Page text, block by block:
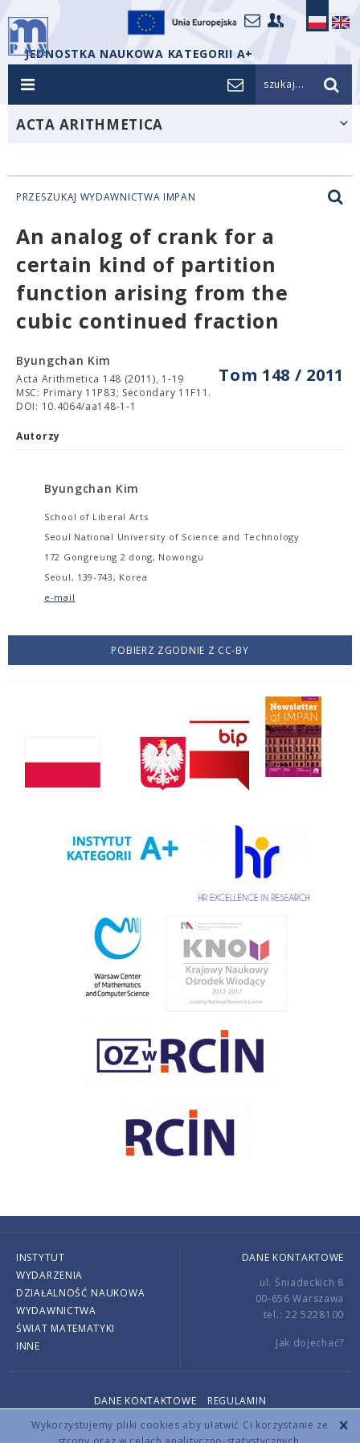
Wykorzystujemy pliki cookies aby ułatwić Ci korzystanie ze
JEDNOSTKA NAUKOWA KATEGORII A+
szukaj...
ACTA ARITHMETICA
PRZESZUKAJ WYDAWNICTWA IMPAN
An analog of crank for a
certain kind of partition
function arising from the
cubic continued fraction
Tom 148 / 2011
Byungchan Kim
Acta Arithmetica 148 (2011), 1-19
MSC: Primary 11P83; Secondary 11F11.
DOI: 10.4064/aa148-1-1
Autorzy
Byungchan Kim
School of Liberal Arts
Seoul National University of Science and Technology
172 Gongreung 2 dong, Nowongu
Seoul, 139-743, Korea
e-mail
POBIERZ ZGODNIE Z CC-BY
INSTYTUT
WYDARZENIA
DZIAŁALNOŚĆ NAUKOWA
WYDAWNICTWA
ŚWIAT MATEMATYKI
INNE
DANE KONTAKTOWE
ul. Śniadeckich 8
00-656 Warszawa
tel.: 22 5228100
Jak dojechać?
DANE KONTAKTOWE
REGULAMIN
Copyright © 2026 by IMPAN. All rights reserved.